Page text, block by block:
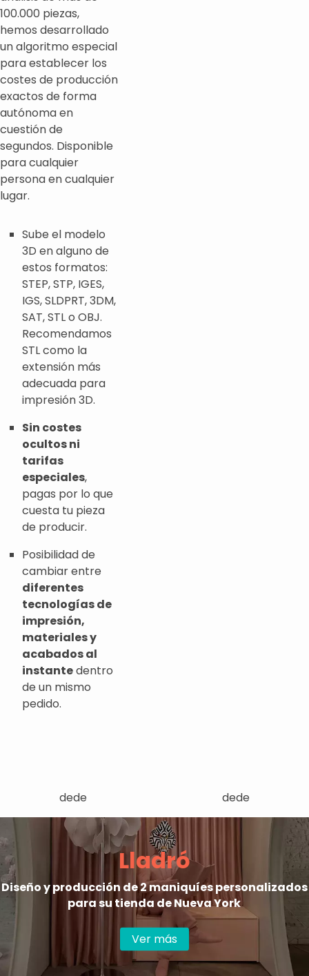
100.000 piezas,
hemos desarrollado
un algoritmo especial
para establecer los
costes de producción
exactos de forma
autónoma en
cuestión de
segundos. Disponible
para cualquier
persona en cualquier
lugar.
Sube el modelo
3D en alguno de
estos formatos:
STEP, STP, IGES,
IGS, SLDPRT, 3DM,
SAT, STL o OBJ.
Recomendamos
STL como la
extensión más
adecuada para
impresión 3D.
Sin costes
ocultos ni
tarifas
especiales,
pagas por lo que
cuesta tu pieza
de producir.
Posibilidad de
cambiar entre
diferentes
tecnologías de
impresión,
materiales y
acabados al
instantedentro
de un mismo
pedido.
dede dede
Lladró
Diseño y producción de 2 maniquíes personalizados
para su tienda de Nueva York
Ver más